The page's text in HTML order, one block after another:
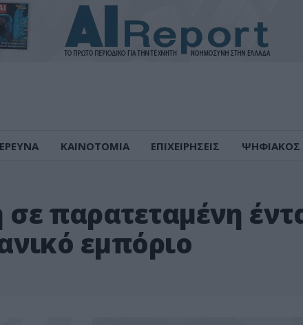
ΕΡΕΥΝΑ ΚΑΙΝΟΤΟΜΙΑ ΕΠΙΧΕΙΡΗΣΕΙΣ
παρατεταμένη
εμπόριο